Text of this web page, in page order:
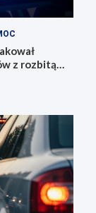
z rozbitą